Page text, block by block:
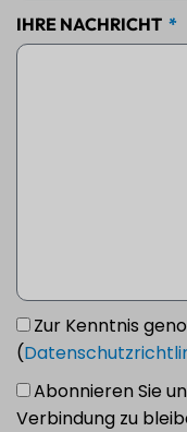
IHRE NACHRICHT
Zur Kenntnis
(
Abonnieren Sie
Verbindung zu